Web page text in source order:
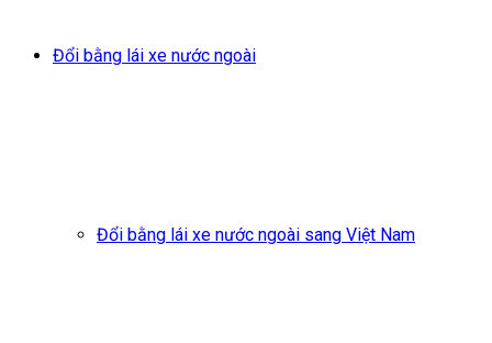
Đổi bằng lái xe nước ngoài
Đổi bằng lái xe nước ngoài sang Việt Nam